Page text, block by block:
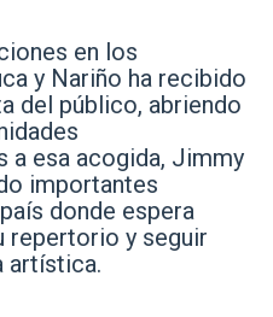
en los
y Nariño ha recibido
del público, abriendo
a esa acogida, Jimmy
importantes
donde espera
repertorio y seguir
artística.